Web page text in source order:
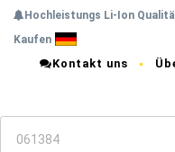
Hochleistungs Li-Ion
Kaufen
Kontakt uns